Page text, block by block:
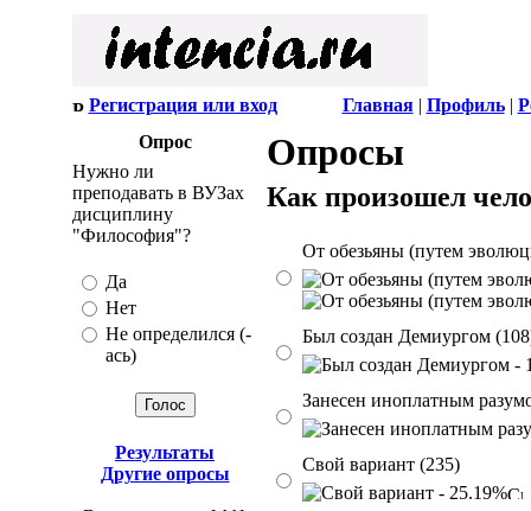
Регистрация или вход Главная| Профиль|
Опрос
Нужно ли
преподавать в ВУЗах
дисциплину
"Философия"?
Да
Нет
Не определился (-
ась)
Результаты
Другие опросы
Опросы
Как произошел
От обезьяны (путем
Был создан Демиургом
Занесен иноплатным
Свой вариант (235)